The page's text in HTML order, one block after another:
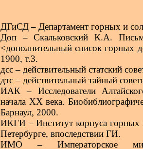
ДГиСД – Департамент горных и
Доп – Скальковский К.А.
<дополнительный список горных
1900, т.3.
дсс – действительный статский
дтс – действительный тайный
ИАК – Исследователи
начала XX века.
Барнаул, 2000.
ИКГИ – Институт корпуса горных
Петербурге, впоследствии ГИ.
ИМО – Императорское